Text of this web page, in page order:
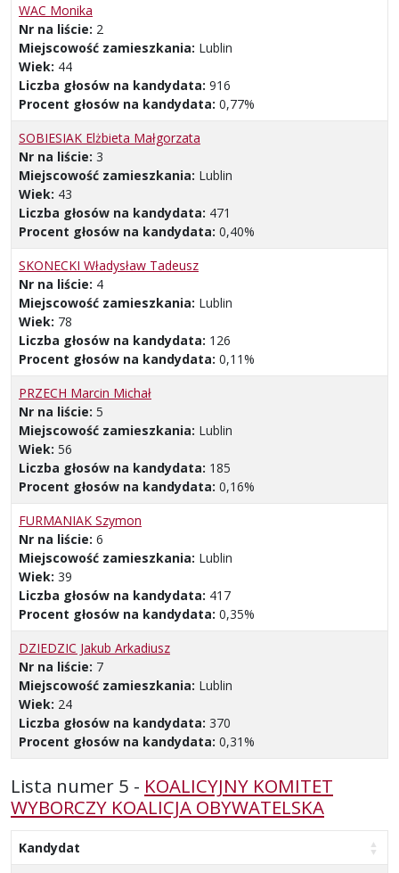
WAC Monika
Nr na liście: 2
Miejscowość zamieszkania: Lublin
Wiek: 44
Liczba głosów na kandydata: 916
Procent głosów na kandydata: 0,77%
SOBIESIAK Elżbieta Małgorzata
Nr na liście: 3
Miejscowość zamieszkania: Lublin
Wiek: 43
Liczba głosów na kandydata: 471
Procent głosów na kandydata: 0,40%
SKONECKI Władysław Tadeusz
Nr na liście: 4
Miejscowość zamieszkania: Lublin
Wiek: 78
Liczba głosów na kandydata: 126
Procent głosów na kandydata: 0,11%
PRZECH Marcin Michał
Nr na liście: 5
Miejscowość zamieszkania: Lublin
Wiek: 56
Liczba głosów na kandydata: 185
Procent głosów na kandydata: 0,16%
FURMANIAK Szymon
Nr na liście: 6
Miejscowość zamieszkania: Lublin
Wiek: 39
Liczba głosów na kandydata: 417
Procent głosów na kandydata: 0,35%
DZIEDZIC Jakub Arkadiusz
Nr na liście: 7
Miejscowość zamieszkania: Lublin
Wiek: 24
Liczba głosów na kandydata: 370
Procent głosów na kandydata: 0,31%
Lista numer 5 - KOALICYJNY KOMITET
WYBORCZY KOALICJA OBYWATELSKA
Kandydat